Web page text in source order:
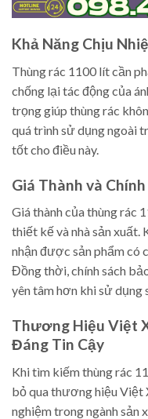
Khả Năng Chịu
Thùng rác 1100 lít cần
chống lại tác động của
trọng giúp thùng rác
quá trình sử dụng ngoài
tốt cho điều này.
Giá Thành và
Giá thành của thùng rác
thiết kế và nhà sản xuất.
nhận được sản phẩm
Đồng thời, chính sách
yên tâm hơn khi sử dụng
Thương Hiệu Việt
Đáng Tin Cậy
Khi tìm kiếm thùng rác
bỏ qua thương hiệu Việt
nghiệm trong ngành sản